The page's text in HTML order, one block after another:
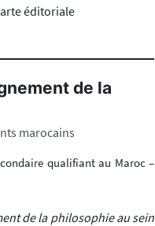
éditoriale
de la
marocains
qualifiant au Maroc –
de la philosophie au sein